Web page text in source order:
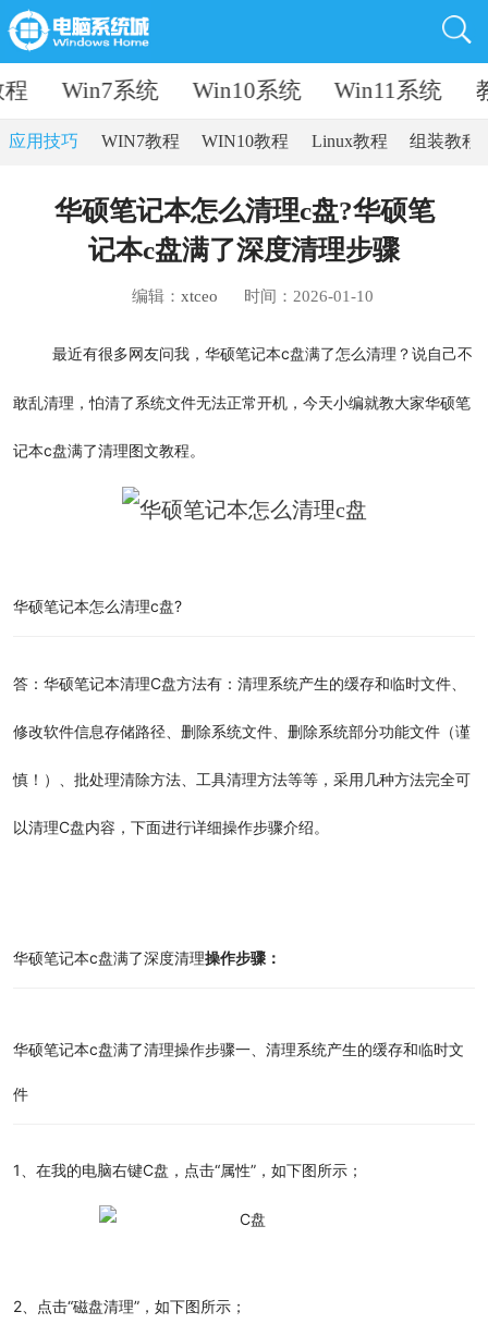
Win7系统 Win10系统 Win11系统
应用技巧 WIN7教程 WIN10教程 Linux教程 组装教程
华硕笔记本怎么清理c盘?华硕笔
记本c盘满了深度清理步骤
编辑：xtceo 时间：2026-01-10
最近有很多网友问我，华硕笔记本c盘满了怎么清理？说自己不
敢乱清理，怕清了系统文件无法正常开机，今天小编就教大家华硕笔
记本c盘满了清理图文教程。
华硕笔记本怎么清理c盘?
答：华硕笔记本清理C盘方法有：清理系统产生的缓存和临时文件、
修改软件信息存储路径、删除系统文件、删除系统部分功能文件（谨
慎！）、批处理清除方法、工具清理方法等等，采用几种方法完全可
以清理C盘内容，下面进行详细操作步骤介绍。
华硕笔记本c盘满了深度清理操作步骤：
华硕笔记本c盘满了清理操作步骤一、清理系统产生的缓存和临时文
件
1、在我的电脑右键C盘，点击“属性”，如下图所示；
2、点击“磁盘清理”，如下图所示；